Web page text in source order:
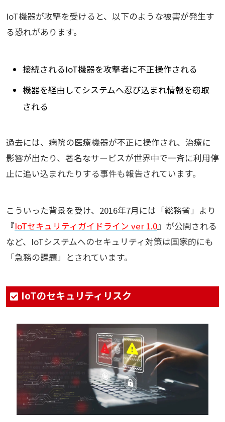
IoT機器が攻撃を受けると、以下のような被害が発生す
る恐れがあります。
接続されるIoT機器を攻撃者に不正操作される
機器を経由してシステムへ忍び込まれ情報を窃取
される
過去には、病院の医療機器が不正に操作され、治療に
影響が出たり、著名なサービスが世界中で一斉に利用停
止に追い込まれたりする事件も報告されています。
こういった背景を受け、2016年7月には「総務省」より
『IoTセキュリティガイドライン ver 1.0』が公開される
など、IoTシステムへのセキュリティ対策は国家的にも
「急務の課題」とされています。
IoTのセキュリティリスク